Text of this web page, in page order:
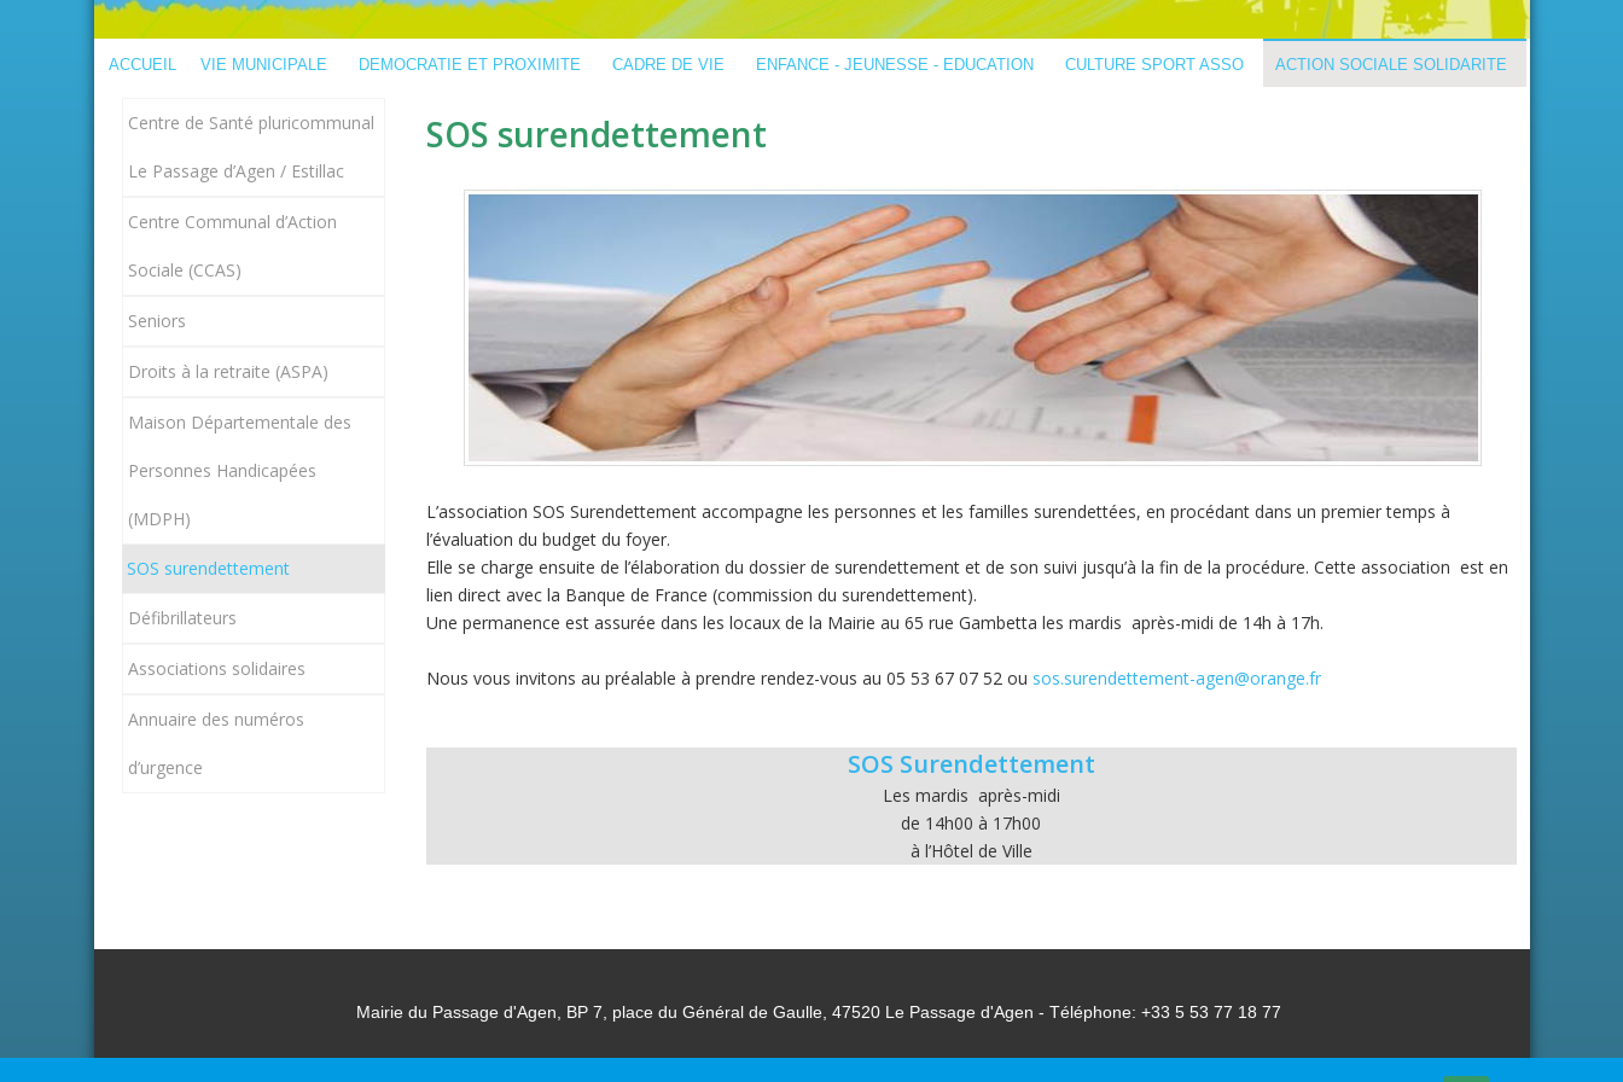
ACCUEIL VIE MUNICIPALE DEMOCRATIE ET PROXIMITE CADRE DE VIE ENFANCE - JEUNESSE - EDUCATION CULTURE SPORT ASSO ACTION SOCIALE SOLIDARITE
Centre de Santé pluricommunal
Le Passage d’Agen / Estillac
Centre Communal d’Action
Sociale (CCAS)
Seniors
Droits à la retraite (ASPA)
Maison Départementale des
Personnes Handicapées
(MDPH)
SOS surendettement
Défibrillateurs
Associations solidaires
Annuaire des numéros
d’urgence
SOS surendettement
L’association SOS Surendettement accompagne les personnes et les familles surendettées, en procédant dans un premier temps à
l’évaluation du budget du foyer.
Elle se charge ensuite de l’élaboration du dossier de surendettement et de son suivi jusqu’à la fin de la procédure. Cette association est en
lien direct avec la Banque de France (commission du surendettement).
Une permanence est assurée dans les locaux de la Mairie au 65 rue Gambetta les mardis après-midi de 14h à 17h.
Nous vous invitons au préalable à prendre rendez-vous au 05 53 67 07 52 ou sos.surendettement-agen@orange.fr
SOS Surendettement
Les mardis après-midi
de 14h00 à 17h00
à l’Hôtel de Ville
Mairie du Passage d'Agen, BP 7, place du Général de Gaulle, 47520 Le Passage d'Agen - Téléphone: +33 5 53 77 18 77